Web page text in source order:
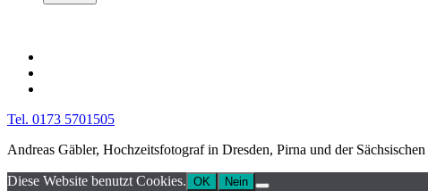
Tel. 0173 5701505
Andreas Gäbler, Hochzeitsfotograf in Dresden, Pirna und der
Diese Website benutzt Cookies. OK Nein